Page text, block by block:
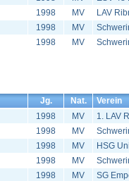
1998 MV
LAV
1998 MV
1998 MV
Jg. Nat.
Verein
1998 MV
1. LAV
1998 MV
1998 MV
HSG
1998 MV
1998 MV
SG